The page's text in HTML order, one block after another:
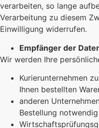
verarbeiten, so lange
Verarbeitung zu diesem
Einwilligung widerrufen.
Empfänger der
Wir werden Ihre
Kurierunternehmen
Ihnen bestellten
anderen
Bestellung